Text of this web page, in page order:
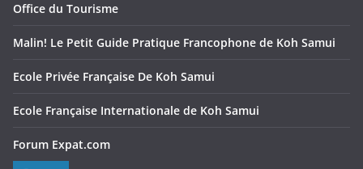
Office du Tourisme
Malin! Le Petit Guide Pratique Francophone de Koh Samui
Ecole Privée Française De Koh Samui
Ecole Française Internationale de Koh Samui
Forum Expat.com